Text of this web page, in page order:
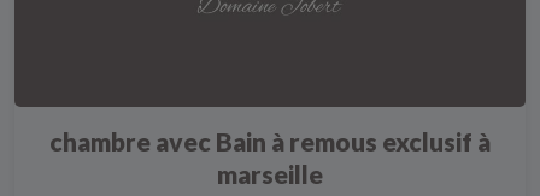
chambre avec Bain à remous exclusif à
marseille